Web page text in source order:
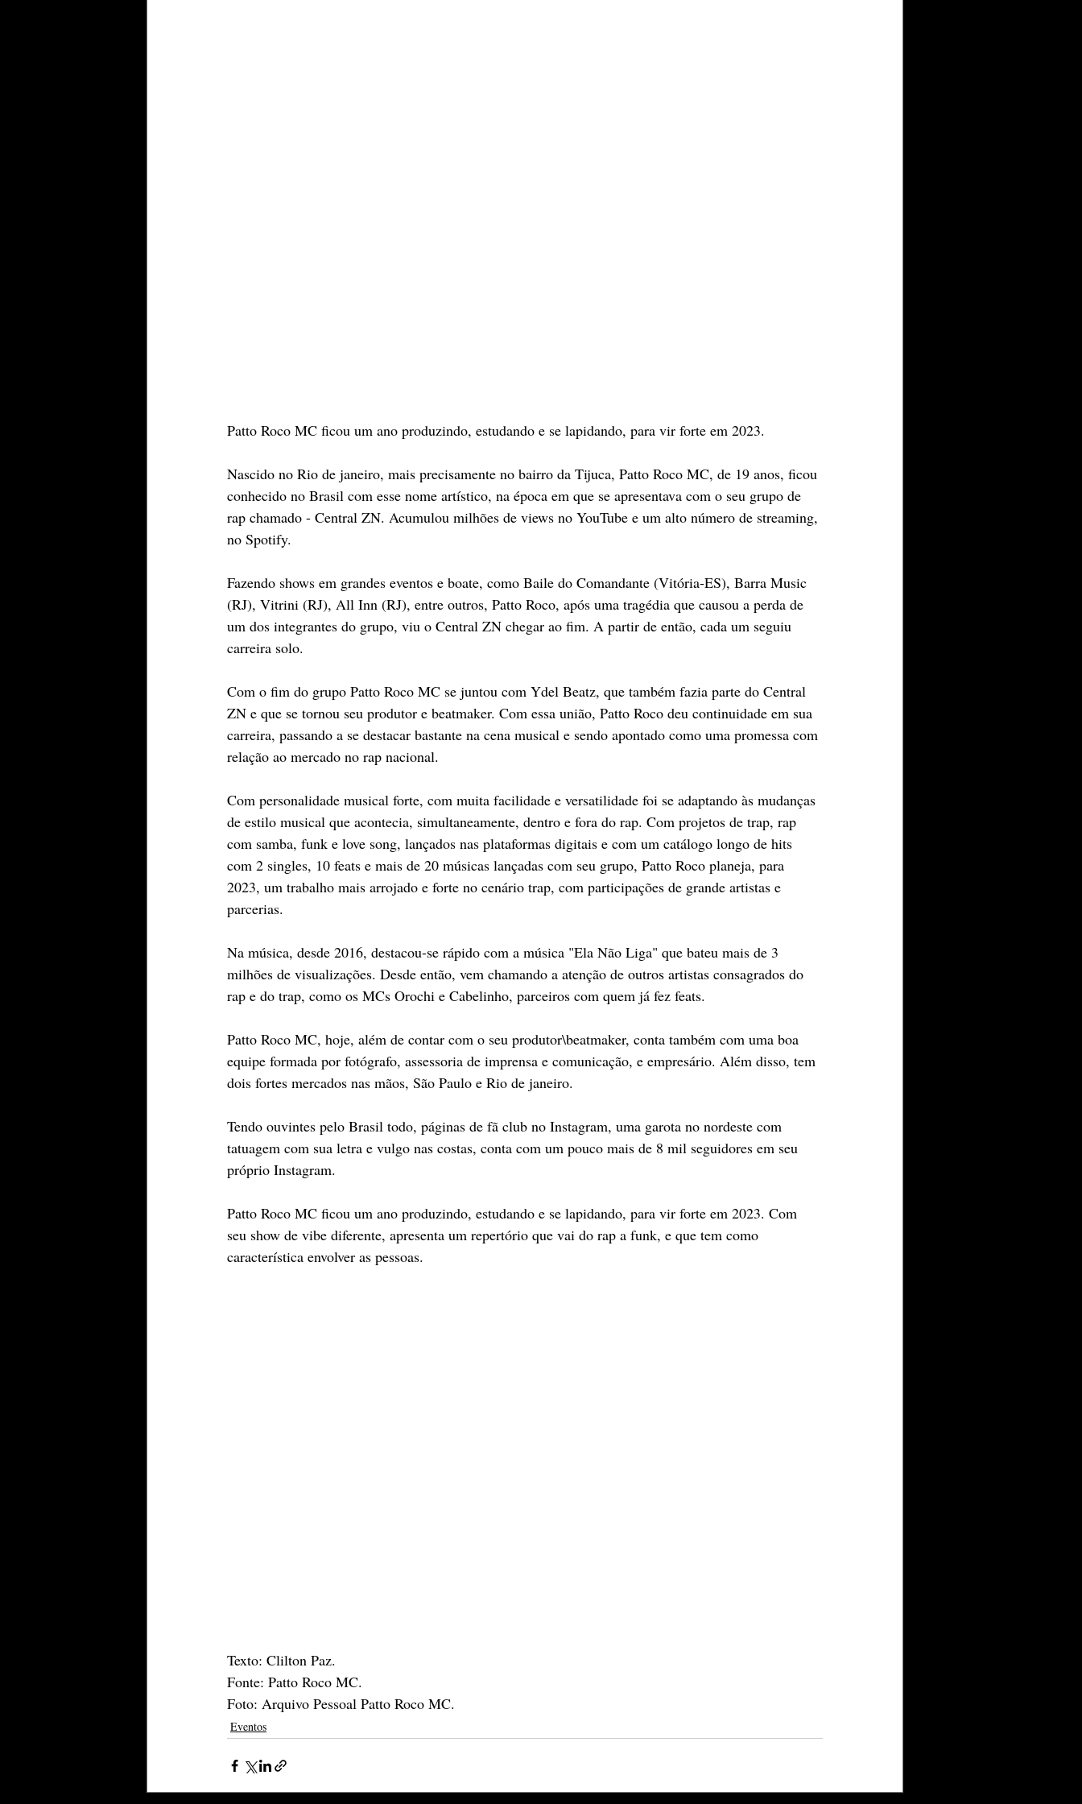
Patto Roco MC ficou um ano produzindo, estudando e se lapidando, para vir forte em 2023.
Nascido no Rio de janeiro, mais precisamente no bairro da Tijuca, Patto Roco MC, de 19 anos, ficou
conhecido no Brasil com esse nome artístico, na época em que se apresentava com o seu grupo de
rap chamado - Central ZN. Acumulou milhões de views no YouTube e um alto número de streaming,
no Spotify.
Fazendo shows em grandes eventos e boate, como Baile do Comandante (Vitória-ES), Barra Music
(RJ), Vitrini (RJ), All Inn (RJ), entre outros, Patto Roco, após uma tragédia que causou a perda de
um dos integrantes do grupo, viu o Central ZN chegar ao fim. A partir de então, cada um seguiu
carreira solo.
Com o fim do grupo Patto Roco MC se juntou com Ydel Beatz, que também fazia parte do Central
ZN e que se tornou seu produtor e beatmaker. Com essa união, Patto Roco deu continuidade em sua
carreira, passando a se destacar bastante na cena musical e sendo apontado como uma promessa com
relação ao mercado no rap nacional.
Com personalidade musical forte, com muita facilidade e versatilidade foi se adaptando às mudanças
de estilo musical que acontecia, simultaneamente, dentro e fora do rap. Com projetos de trap, rap
com samba, funk e love song, lançados nas plataformas digitais e com um catálogo longo de hits
com 2 singles, 10 feats e mais de 20 músicas lançadas com seu grupo, Patto Roco planeja, para
2023, um trabalho mais arrojado e forte no cenário trap, com participações de grande artistas e
parcerias.
Na música, desde 2016, destacou-se rápido com a música "Ela Não Liga" que bateu mais de 3
milhões de visualizações. Desde então, vem chamando a atenção de outros artistas consagrados do
rap e do trap, como os MCs Orochi e Cabelinho, parceiros com quem já fez feats.
Patto Roco MC, hoje, além de contar com o seu produtor\beatmaker, conta também com uma boa
equipe formada por fotógrafo, assessoria de imprensa e comunicação, e empresário. Além disso, tem
dois fortes mercados nas mãos, São Paulo e Rio de janeiro.
Tendo ouvintes pelo Brasil todo, páginas de fã club no Instagram, uma garota no nordeste com
tatuagem com sua letra e vulgo nas costas, conta com um pouco mais de 8 mil seguidores em seu
próprio Instagram.
Patto Roco MC ficou um ano produzindo, estudando e se lapidando, para vir forte em 2023. Com
seu show de vibe diferente, apresenta um repertório que vai do rap a funk, e que tem como
característica envolver as pessoas.
Texto: Clilton Paz.
Fonte: Patto Roco MC.
Foto: Arquivo Pessoal Patto Roco MC.
Eventos